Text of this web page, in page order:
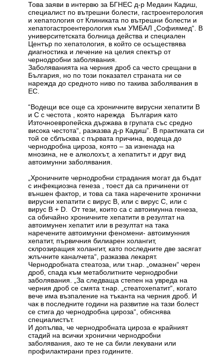
Това заяви в интервю за БГНЕС д-р Медаин Кадиш,
специалист по вътрешни болести, гастроентерология
и хепатология от Клиниката по вътрешни болести и
хепатогастроентерология към УМБАЛ „Софиямед“. В
университетската болница действа и специален
Център по хепатология, в който се осъществява
диагностика и лечение на целия спектър от
чернодробни заболявания.
Заболяванията на черния дроб са често срещани в
България, но по този показател страната ни се
нарежда до средното ниво по такива заболявания в
ЕС.
“Водещи все още са хроничните вирусни хепатити В
и С с честота , която нарежда България като
Източноевропейска държава в групата със средно
висока честота“, разказва д-р Кадиш”. В практиката си
той се сблъсква с първата причина, водеща до
чернодробна цироза, която – за изненада на
мнозина, не е алколохът, а хепатитът и друг вид
автоимунни заболявания.
„Хроничните чернодробни страдания могат да бъдат
с инфекциозна генеза , тоест да са причинени от
външен фактор, и това са така наречените хронични
вирусни хепатити с вирус B, или с вирус C, или с
вирус B + D. От тези, които са с автоимунна генеза,
са обичайно хроничните хепатити в резултат на
автоимунен хепатит или в резултат на така
наречените автоимунни феномени- автоимунния
хепатит, първичния билиарен холангит,
склрозиращия холангит, като последните две засягат
жлъчните каналчета“, разказва лекарят.
Чернодробната стеатоза, или т.нар. „омазнен“ черен
дроб, спада към метаболитните чернодробни
заболявания. „За следваща степен на увреда на
черния дроб се смята т.нар. „стеатохепатит“, когато
вече има възпаление на тъканта на черния дроб. И
чак в последните години на развитие на тази болест
се стига до чернодробна цироза“, обяснява
специалистът.
И допълва, че чернодробната цироза е крайният
стадий на всички хронични чернодробни
заболявания, ако те не са били лекувани или
профилактирани през годините.